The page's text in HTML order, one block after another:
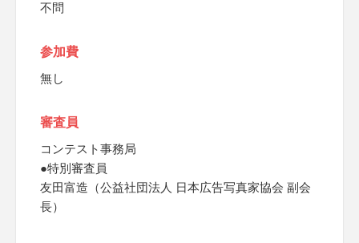
不問
参加費
無し
審査員
コンテスト事務局
●特別審査員
友田富造（公益社団法人 日本広告写真家協会 副会
長）